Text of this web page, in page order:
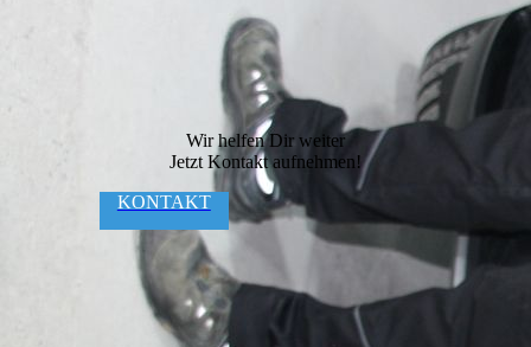
Wir helfen Dir weiter
Jetzt Kontakt aufnehmen!
KONTAKT